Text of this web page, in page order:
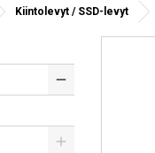
Kiintolevyt / SSD-levyt